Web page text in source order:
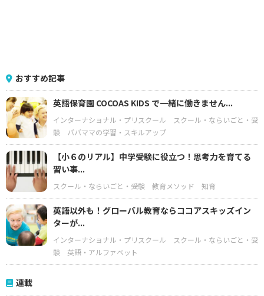
おすすめ記事
英語保育園 COCOAS KIDS で一緒に働きません...
インターナショナル・プリスクール
スクール・ならいごと・受
験
パパママの学習・スキルアップ
【小６のリアル】中学受験に役立つ！思考力を育てる
習い事...
スクール・ならいごと・受験 教育メソッド 知育
英語以外も！グローバル教育ならココアスキッズイン
ターが...
インターナショナル・プリスクール
スクール・ならいごと・受
験
英語・アルファベット
連載